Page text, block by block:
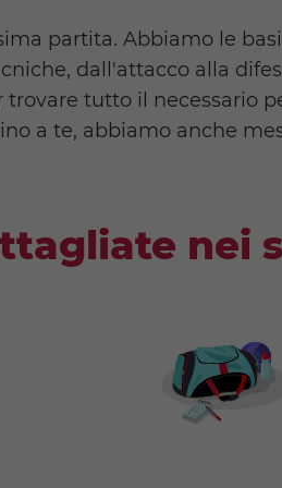
partita. Abbiamo le
dall'attacco alla
tutto il necessario
a te, abbiamo anche
nei